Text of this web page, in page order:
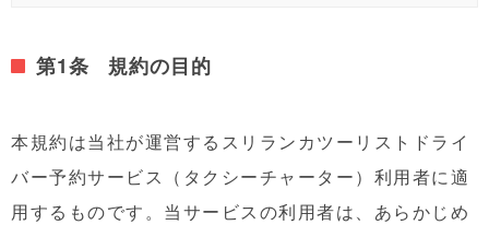
第1条 規約の目的
本規約は当社が運営するスリランカツーリストドライ
バー予約サービス（タクシーチャーター）利用者に適
用するものです。当サービスの利用者は、あらかじめ